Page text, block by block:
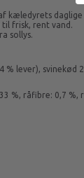
kæledyrets
frisk, rent vand.
sollys.
4 % lever),
%, råfibre: 0,7 %,